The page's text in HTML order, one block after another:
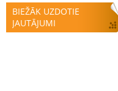
BIEŽĀK UZDOTIE
JAUTĀJUMI